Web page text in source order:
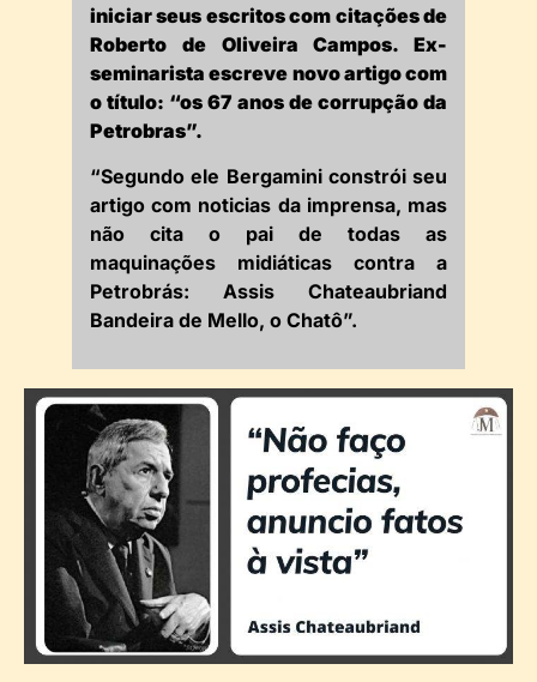
iniciar seus escritos com citações de
Roberto de Oliveira Campos. Ex-
seminarista escreve novo artigo com
o título: “os 67 anos de corrupção da
Petrobras”.
“Segundo ele Bergamini constrói seu
artigo com noticias da imprensa, mas
não cita o pai de todas as
maquinações midiáticas contra a
Petrobrás: Assis Chateaubriand
Bandeira de Mello, o Chatô”.